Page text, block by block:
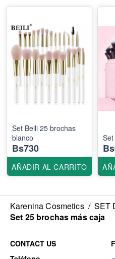
Set Beili 25 brochas
blanco
Bs730
AÑADIR AL CARRITO
Karenina Cosmetics / SET
Set 25 brochas más caja
CONTACT US